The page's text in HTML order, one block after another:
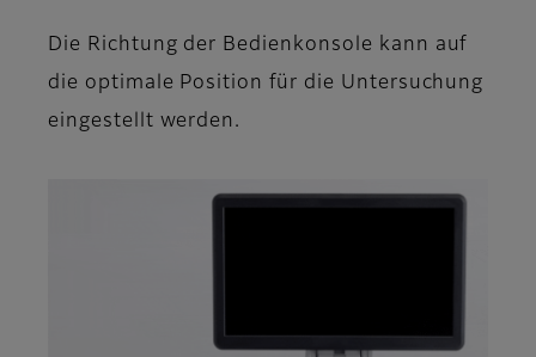
Die Richtung der Bedienkonsole kann auf
die optimale Position für die Untersuchung
eingestellt werden.